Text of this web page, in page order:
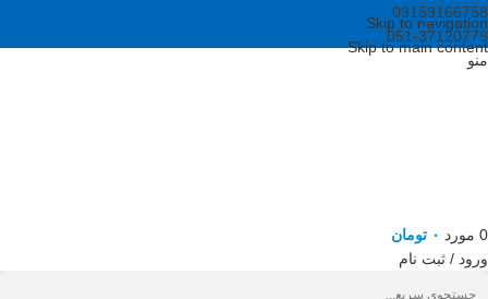
Skip to navigation
Skip to main content
09159166758
051-37120779
منو
0 مورد ۰ تومان
ورود / ثبت نام